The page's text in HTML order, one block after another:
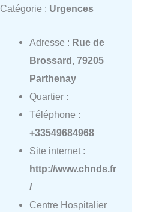
Catégorie : Urgences
Adresse : Rue de
Brossard, 79205
Parthenay
Quartier :
Téléphone :
+33549684968
Site internet :
http://www.chnds.fr
/
Centre Hospitalier